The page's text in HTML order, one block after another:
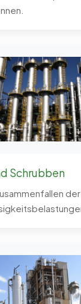
Schrubben
der